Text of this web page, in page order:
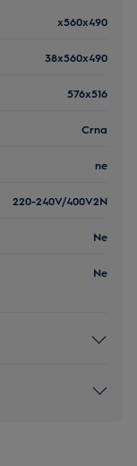
x560x490
38x560x490
576x516
Crna
ne
220-240V/400V2N
Ne
Ne